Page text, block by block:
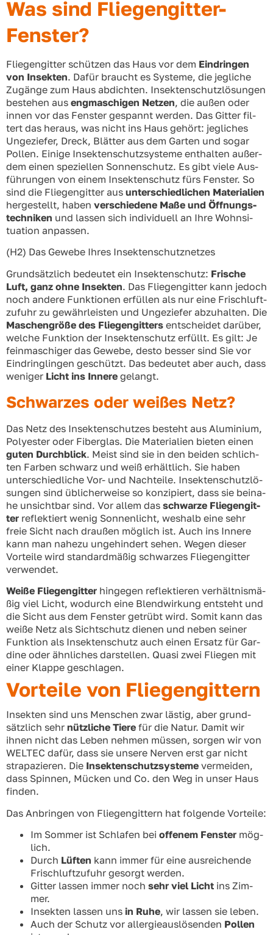
Was sind Fliegengitter-
Fenster?
Flie­gen­git­ter schüt­zen das Haus vor dem Ein­drin­gen
von Insek­ten. Dafür braucht es Sys­te­me, die jeg­li­che
Zugän­ge zum Haus abdich­ten. Insek­ten­schutz­lö­sun­gen
bestehen aus eng­ma­schi­gen Net­zen, die außen oder
innen vor das Fens­ter gespannt wer­den. Das Git­ter fil­
tert das her­aus, was nicht ins Haus gehört: jeg­li­ches
Unge­zie­fer, Dreck, Blät­ter aus dem Gar­ten und sogar
Pol­len. Eini­ge Insek­ten­schutz­sys­te­me ent­hal­ten außer­
dem einen spe­zi­el­len Son­nen­schutz. Es gibt vie­le Aus­
füh­run­gen von einem Insek­ten­schutz fürs Fens­ter. So
sind die Flie­gen­git­ter aus unter­schied­li­chen Mate­ria­li­en
her­ge­stellt, haben ver­schie­de­ne Maße und Öff­nungs­
tech­ni­ken und las­sen sich indi­vi­du­ell an Ihre Wohn­si­
tua­ti­on anpas­sen.
(H2) Das Gewe­be Ihres Insek­ten­schutz­net­zes
Grund­sätz­lich bedeu­tet ein Insek­ten­schutz: Fri­sche
Luft, ganz ohne Insek­ten. Das Flie­gen­git­ter kann jedoch
noch ande­re Funk­tio­nen erfül­len als nur eine Frisch­luft­
zu­fuhr zu gewähr­leis­ten und Unge­zie­fer abzu­hal­ten. Die
Maschen­grö­ße des Flie­gen­git­ters ent­schei­det dar­über,
wel­che Funk­ti­on der Insek­ten­schutz erfüllt. Es gilt: Je
fein­ma­schi­ger das Gewe­be, des­to bes­ser sind Sie vor
Ein­dring­lin­gen geschützt. Das bedeu­tet aber auch, dass
weni­ger Licht ins Inne­re gelangt.
Schwarzes oder weißes Netz?
Das Netz des Insek­ten­schut­zes besteht aus Alu­mi­ni­um,
Poly­es­ter oder Fiber­glas. Die Mate­ria­li­en bie­ten einen
guten Durch­blick. Meist sind sie in den bei­den schlich­
ten Far­ben schwarz und weiß erhält­lich. Sie haben
unter­schied­li­che Vor- und Nach­tei­le. Insek­ten­schutz­lö­
sun­gen sind übli­cher­wei­se so kon­zi­piert, dass sie bei­na­
he unsicht­bar sind. Vor allem das schwar­ze Flie­gen­git­
ter reflek­tiert wenig Son­nen­licht, wes­halb eine sehr
freie Sicht nach drau­ßen mög­lich ist. Auch ins Inne­re
kann man nahe­zu unge­hin­dert sehen. Wegen die­ser
Vor­tei­le wird stan­dard­mä­ßig schwar­zes Flie­gen­git­ter
ver­wen­det.
Wei­ße Flie­gen­git­ter hin­ge­gen reflek­tie­ren ver­hält­nis­mä­
ßig viel Licht, wodurch eine Blend­wir­kung ent­steht und
die Sicht aus dem Fens­ter getrübt wird. Somit kann das
wei­ße Netz als Sicht­schutz die­nen und neben sei­ner
Funk­ti­on als Insek­ten­schutz auch einen Ersatz für Gar­
di­ne oder ähn­li­ches dar­stel­len. Qua­si zwei Flie­gen mit
einer Klap­pe geschla­gen.
Vor­tei­le von Flie­gen­git­tern
Insek­ten sind uns Men­schen zwar läs­tig, aber grund­
sätz­lich sehr nütz­li­che Tie­re für die Natur. Damit wir
ihnen nicht das Leben neh­men müs­sen, sor­gen wir von
WELTEC dafür, dass sie unse­re Ner­ven erst gar nicht
stra­pa­zie­ren. Die Insek­ten­schutz­sys­te­me ver­mei­den,
dass Spin­nen, Mücken und Co. den Weg in unser Haus
fin­den.
Das Anbrin­gen von Flie­gen­git­tern hat fol­gen­de Vor­tei­le:
Im Som­mer ist Schla­fen bei offe­nem Fens­ter mög­
lich.
Durch Lüf­ten kann immer für eine aus­rei­chen­de
Frisch­luft­zu­fuhr gesorgt wer­den.
Git­ter las­sen immer noch sehr viel Licht ins Zim­
mer.
Insek­ten las­sen uns in Ruhe, wir las­sen sie leben.
Auch der Schutz vor all­er­gie­aus­lö­sen­den Pol­len